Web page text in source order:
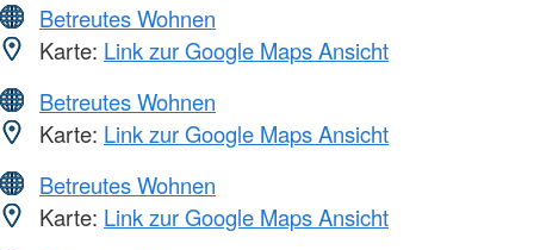
Betreutes Wohnen
Karte: Link zur Google Maps Ansicht
Betreutes Wohnen
Karte: Link zur Google Maps Ansicht
Betreutes Wohnen
Karte: Link zur Google Maps Ansicht